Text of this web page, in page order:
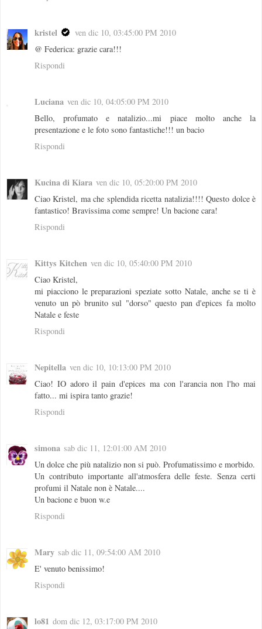
kristel
ven dic 10, 03:45:00 PM 2010
@ Federica: grazie cara!!!
Rispondi
Luciana ven dic 10, 04:05:00 PM 2010
Bello, profumato e natalizio...mi piace molto anche la
presentazione e le foto sono fantastiche!!! un bacio
Rispondi
Kucina di Kiara ven dic 10, 05:20:00 PM 2010
Ciao Kristel, ma che splendida ricetta natalizia!!!! Questo dolce è
fantastico! Bravissima come sempre! Un bacione cara!
Rispondi
Kittys Kitchen ven dic 10, 05:40:00 PM 2010
Ciao Kristel,
mi piacciono le preparazioni speziate sotto Natale, anche se ti è
venuto un pò brunito sul "dorso" questo pan d'epices fa molto
Natale e feste
Rispondi
Nepitella ven dic 10, 10:13:00 PM 2010
Ciao! IO adoro il pain d'epices ma con l'arancia non l'ho mai
fatto... mi ispira tanto grazie!
Rispondi
simona sab dic 11, 12:01:00 AM 2010
Un dolce che più natalizio non si può. Profumatissimo e morbido.
Un contributo importante all'atmosfera delle feste. Senza certi
profumi il Natale non è Natale....
Un bacione e buon w.e
Rispondi
Mary sab dic 11, 09:54:00 AM 2010
E' venuto benissimo!
Rispondi
lo81 dom dic 12, 03:17:00 PM 2010